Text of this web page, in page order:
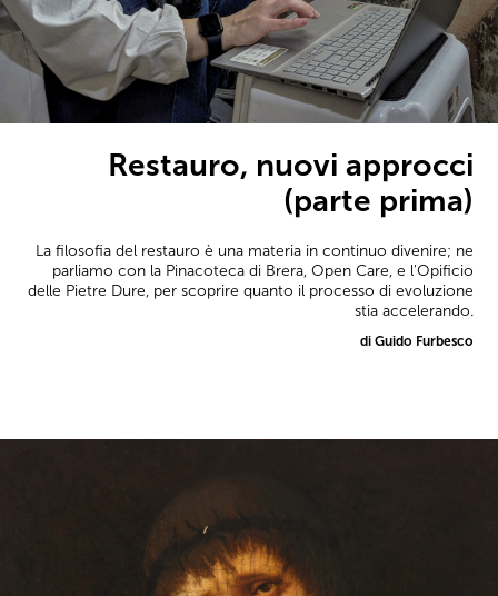
Restauro, nuovi approcci
(parte prima)
La filosofia del restauro è una materia in continuo divenire; ne
parliamo con la Pinacoteca di Brera, Open Care, e l'Opificio
delle Pietre Dure, per scoprire quanto il processo di evoluzione
stia accelerando.
di Guido Furbesco